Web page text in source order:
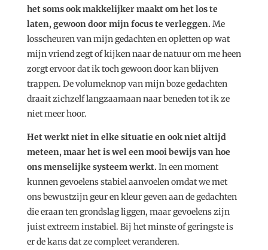
het soms ook makkelijker maakt om het los te
laten, gewoon door mijn focus te verleggen. Me
losscheuren van mijn gedachten en opletten op wat
mijn vriend zegt of kijken naar de natuur om me heen
zorgt ervoor dat ik toch gewoon door kan blijven
trappen. De volumeknop van mijn boze gedachten
draait zichzelf langzaamaan naar beneden tot ik ze
niet meer hoor.
Het werkt niet in elke situatie en ook niet altijd
meteen, maar het is wel een mooi bewijs van hoe
ons menselijke systeem werkt. In een moment
kunnen gevoelens stabiel aanvoelen omdat we met
ons bewustzijn geur en kleur geven aan de gedachten
die eraan ten grondslag liggen, maar gevoelens zijn
juist extreem instabiel. Bij het minste of geringste is
er de kans dat ze compleet veranderen.